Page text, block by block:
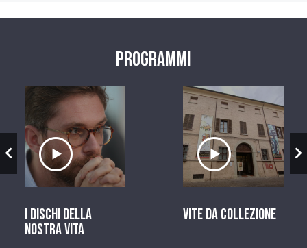
Programmi
Ascolta il servizio
I dischi della
nostra vita
Ascolta il
Vite da Collezione